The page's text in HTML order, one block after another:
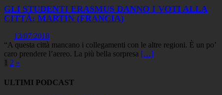
GLI STUDENTI ERASMUS DANNO I VOTI ALLA
CITTÀ: MARTIN (FRANCIA)
13/07/2018
“A questa città mancano i collegamenti con le altre regioni. È un po’
caro prendere l’aereo. La più bella sorpresa […]
Paginazione
degli
1 2 »
ULTIMI PODCAST